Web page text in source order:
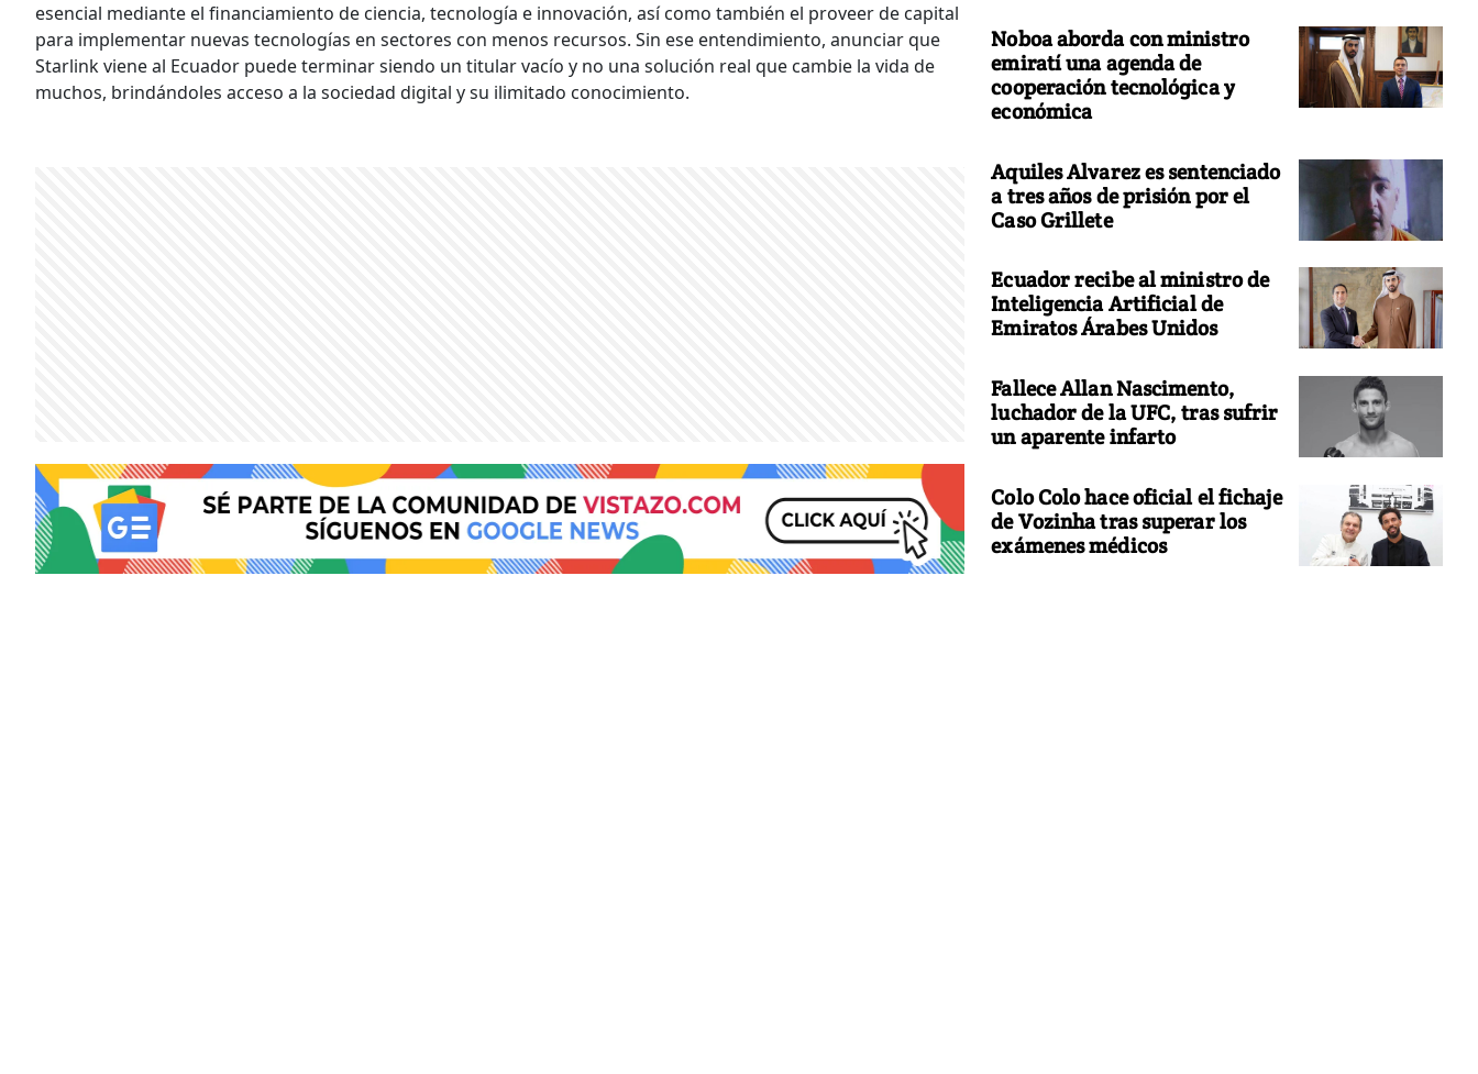
esencial mediante el financiamiento de ciencia, tecnología e innovación, así como también el proveer de capital
para implementar nuevas tecnologías en sectores con menos recursos. Sin ese entendimiento, anunciar que
Starlink viene al Ecuador puede terminar siendo un titular vacío y no una solución real que cambie la vida de
muchos, brindándoles acceso a la sociedad digital y su ilimitado conocimiento.
Noboa aborda con ministro
emiratí una agenda de
cooperación tecnológica y
económica
Aquiles Alvarez es sentenciado
a tres años de prisión por el
Caso Grillete
Ecuador recibe al ministro de
Inteligencia Artificial de
Emiratos Árabes Unidos
Fallece Allan Nascimento,
luchador de la UFC, tras sufrir
un aparente infarto
Colo Colo hace oficial el fichaje
de Vozinha tras superar los
exámenes médicos